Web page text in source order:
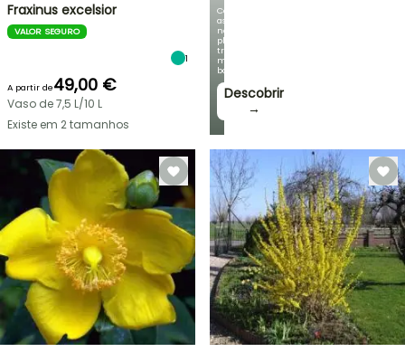
Com
as
nossas
plantas
trepadeiras
mais
bonitas!
Descobrir
→
Fraxinus excelsior
VALOR SEGURO
1
A partir de49,00 €
Vaso de 7,5 L/10 L
Existe em 2 tamanhos